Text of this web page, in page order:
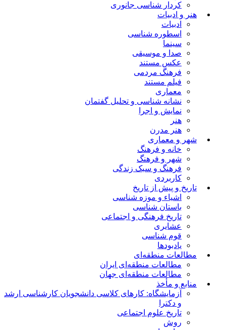
کردار شناسی جانوری
هنر و ادبیات
ادبیات
اسطوره شناسی
سینما
صدا و موسیقی
عکس مستند
فرهنگ مردمی
فیلم مستند
معماری
نشانه شناسی و تحلیل گفتمان
نمایش و اجرا
هنر
هنر مدرن
شهر و معماری
خانه و فرهنگ
شهر و فرهنگ
فرهنگ و سبک زندگی
کاربردی
تاریخ و پیش از تاریخ
اشیاء و موزه شناسی
باستان شناسی
تاریخ فرهنگی و اجتماعی
عشایری
قوم شناسی
یادبودها
مطالعات منطقه‌ای
مطالعات منطقه‌ای ایران
مطالعات منطقه‌ای جهان
منابع و مأخذ
آزمایشگاه: کارهای کلاسی دانشجویان کارشناسی ارشد
و دکترا
تاریخ علوم اجتماعی
روش